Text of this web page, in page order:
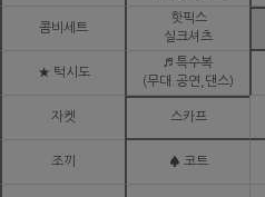
콤비세트
핫픽스
실크셔츠
★ 턱시도
♬ 특수복
(무대.공연,댄스)
자켓 스카프
조끼 ♠ 코트